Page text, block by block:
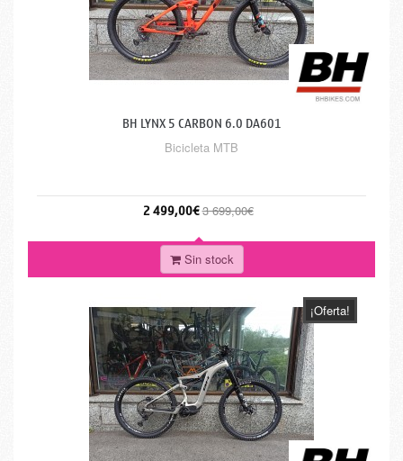
BH LYNX 5 CARBON 6.0 DA601
Bicicleta MTB
2 499,00€3 699,00€
Sin stock
¡Oferta!